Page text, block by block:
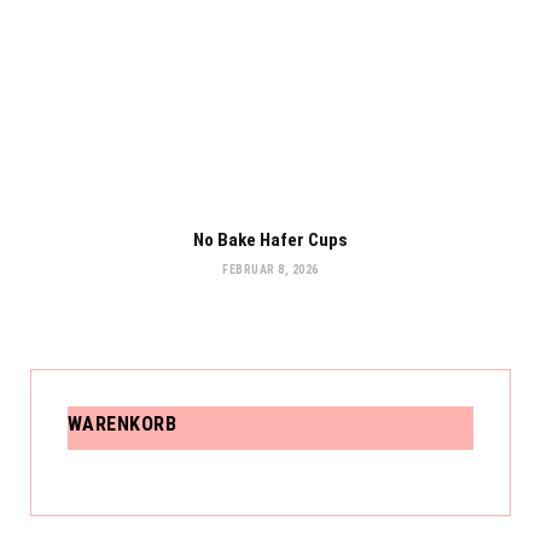
No Bake Hafer Cups
FEBRUAR 8, 2026
WARENKORB